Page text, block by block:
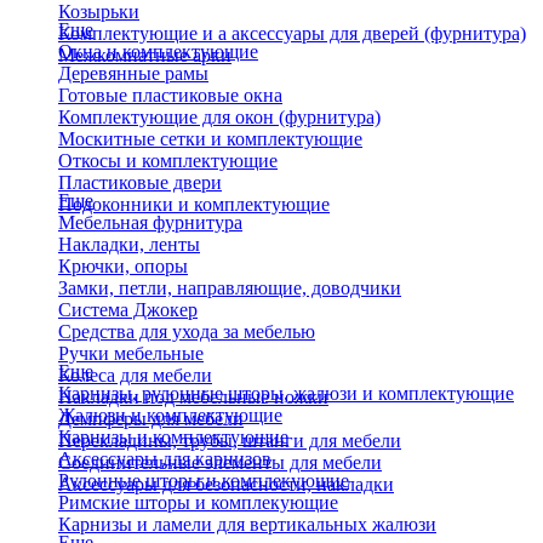
Козырьки
Комплектующие и а аксессуары для дверей (фурнитура)
Межкомнатные арки
Еще
Окна и комплектующие
Деревянные рамы
Готовые пластиковые окна
Комплектующие для окон (фурнитура)
Москитные сетки и комплектующие
Откосы и комплектующие
Пластиковые двери
Подоконники и комплектующие
Еще
Мебельная фурнитура
Накладки, ленты
Крючки, опоры
Замки, петли, направляющие, доводчики
Система Джокер
Средства для ухода за мебелью
Ручки мебельные
Колеса для мебели
Накладки под мебельные ножки
Демпферы для мебели
Перекладины, трубы, штанги для мебели
Соединительные элементы для мебели
Аксессуары для безопасности, накладки
Еще
Карнизы, рулонные шторы, жалюзи и комплектующие
Жалюзи и комплектующие
Карнизы и комплектующие
Аксессуары для карнизов
Рулонные шторы и комплекующие
Римские шторы и комплекующие
Карнизы и ламели для вертикальных жалюзи